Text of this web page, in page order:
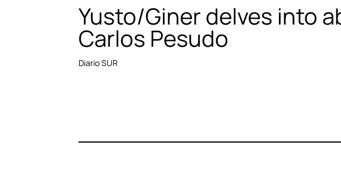
Yusto/Giner delves into
Carlos Pesudo
Diario SUR